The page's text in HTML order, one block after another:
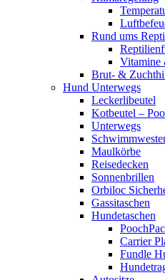
Rund ums
Vitamine
Brut- &
Hund Unterwegs
Leckerlibeutel
Kotbeutel –
Unterwegs
Maulkörbe
Reisedecken
Sonnenbrillen
Orbiloc
Gassitaschen
Hundetaschen
Carrier
Fundle